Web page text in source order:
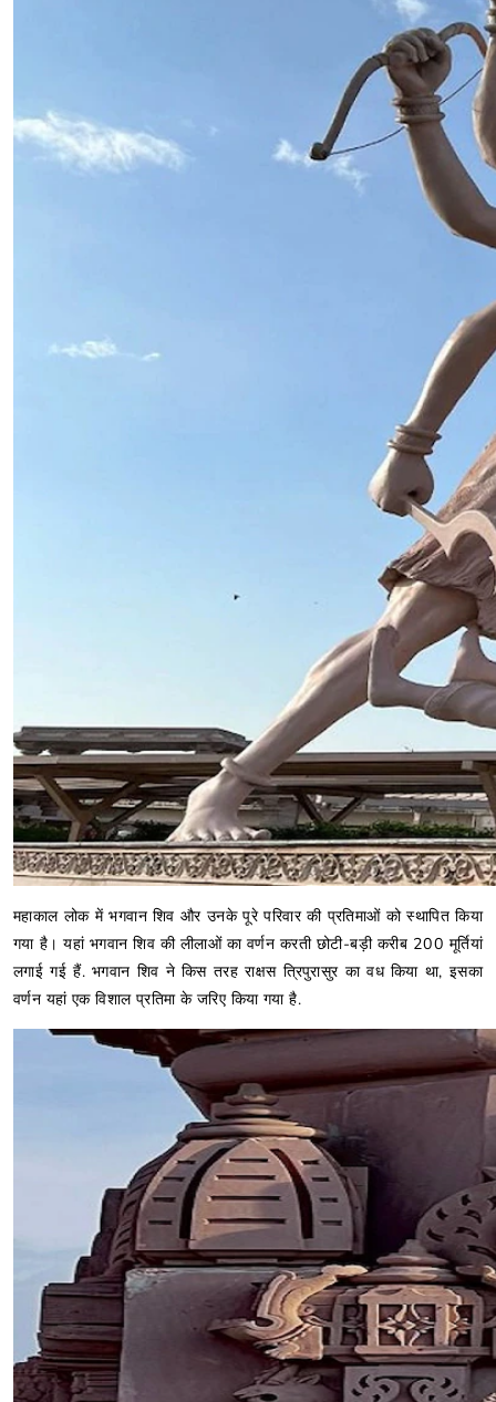
महाकाल लोक में भगवान शिव और उनके पूरे परिवार की प्रतिमाओं को स्थापित किया
गया है। यहां भगवान शिव की लीलाओं का वर्णन करती छोटी-बड़ी करीब 200 मूर्तियां
लगाई गई हैं. भगवान शिव ने किस तरह राक्षस त्रिपुरासुर का वध किया था, इसका
वर्णन यहां एक विशाल प्रतिमा के जरिए किया गया है.